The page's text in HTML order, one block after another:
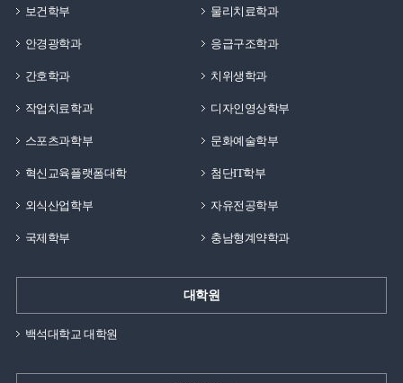
보건학부 물리치료학과
안경광학과 응급구조학과
간호학과 치위생학과
작업치료학과 디자인영상학부
스포츠과학부 문화예술학부
혁신교육플랫폼대학 첨단IT학부
외식산업학부 자유전공학부
국제학부 충남형계약학과
대학원
백석대학교 대학원